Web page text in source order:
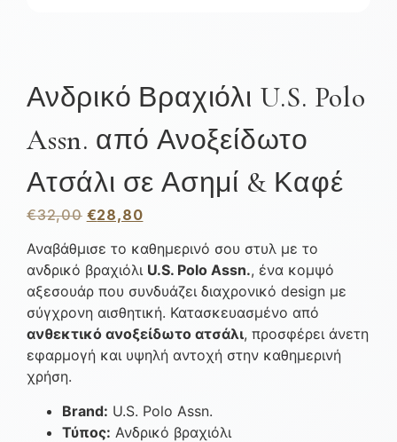
Ανδρικό Βραχιόλι U.S. Polo
Assn. από Ανοξείδωτο
Ατσάλι σε Ασημί & Καφέ
€32,00 €28,80
Αναβάθμισε το καθημερινό σου στυλ με το
ανδρικό βραχιόλι U.S. Polo Assn., ένα κομψό
αξεσουάρ που συνδυάζει διαχρονικό design με
σύγχρονη αισθητική. Κατασκευασμένο από
ανθεκτικό ανοξείδωτο ατσάλι, προσφέρει άνετη
εφαρμογή και υψηλή αντοχή στην καθημερινή
χρήση.
Brand: U.S. Polo Assn.
Τύπος: Ανδρικό βραχιόλι